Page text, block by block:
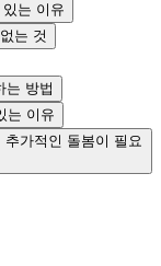
는 이유
는 것
는 방법
는 이유
가적인 돌봄이 필요